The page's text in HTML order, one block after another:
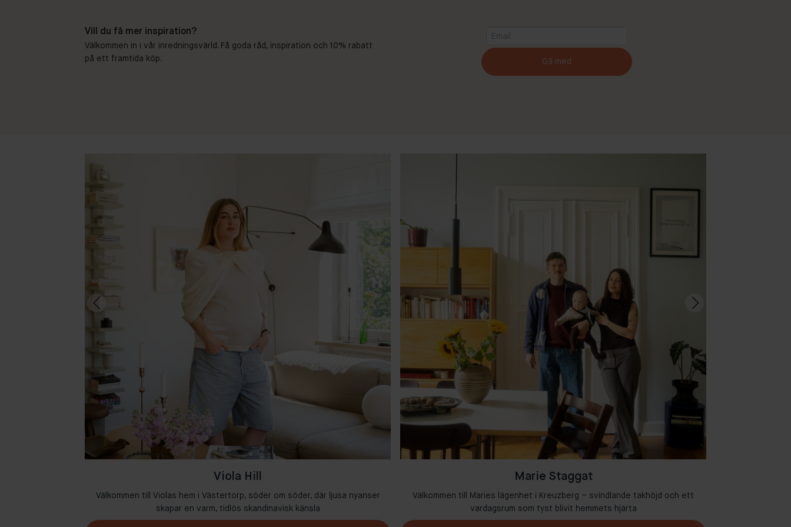
Vill du få mer inspiration?
Välkommen in i vår inredningsvärld. Få goda råd, inspiration och 10% rabatt
på ett framtida köp.
Gå med
Viola Hill
Välkommen till Violas hem i Västertorp, söder om söder, där ljusa nyanser
skapar en varm, tidlös skandinavisk känsla
Marie Staggat
Välkommen till Maries lägenhet i Kreuzberg – svindlande takhöjd och ett
vardagsrum som tyst blivit hemmets hjärta